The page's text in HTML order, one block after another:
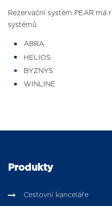
Rezervační systém PEAR
systémů
ABRA
HELIOS
BYZNYS
WINLINE
Produkty
Cestovní kanceláře